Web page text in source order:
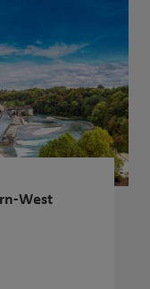
West